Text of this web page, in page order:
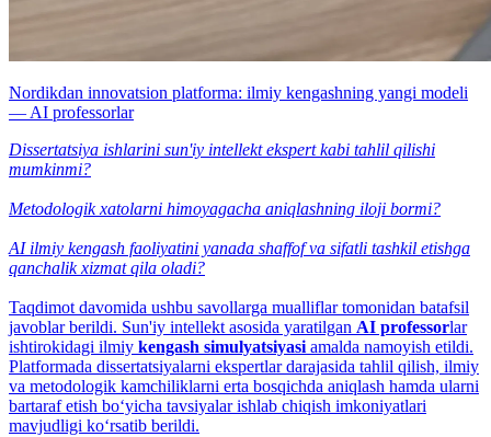
Nordikdan innovatsion platforma: ilmiy kengashning yangi modeli
— AI professorlar
Dissertatsiya ishlarini sun'iy intellekt ekspert kabi tahlil qilishi
mumkinmi?
Metodologik xatolarni himoyagacha aniqlashning iloji bormi?
AI ilmiy kengash faoliyatini yanada shaffof va sifatli tashkil etishga
qanchalik xizmat qila oladi?
Taqdimot davomida ushbu savollarga mualliflar tomonidan batafsil
javoblar berildi. Sun'iy intellekt asosida yaratilgan AI professorlar
ishtirokidagi ilmiy kengash simulyatsiyasi amalda namoyish etildi.
Platformada dissertatsiyalarni ekspertlar darajasida tahlil qilish, ilmiy
va metodologik kamchiliklarni erta bosqichda aniqlash hamda ularni
bartaraf etish bo‘yicha tavsiyalar ishlab chiqish imkoniyatlari
mavjudligi ko‘rsatib berildi.